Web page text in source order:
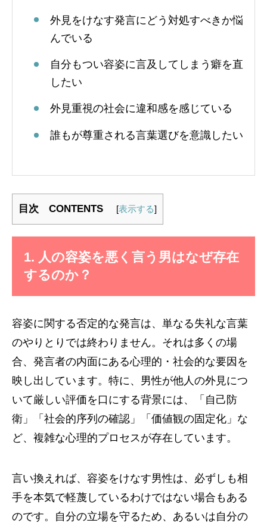
外見をけなす発言にどう対処すべきか悩
んでいる
自分もつい容姿に言及してしまう癖を直
したい
外見重視の社会に違和感を感じている
誰もが尊重される言葉選びを意識したい
目次 CONTENTS [表示する]
1. 人の容姿を悪く言う男はなぜ存在
するのか？
容姿に関する否定的な発言は、単なる失礼な言葉
のやりとりでは終わりません。それは多くの場
合、発言者の内面にある心理的・社会的な要因を
映し出しています。特に、男性が他人の外見につ
いて厳しい評価を口にする背景には、「自己防
衛」「社会的序列の確認」「価値観の固定化」な
ど、複雑な心理的プロセスが存在しています。
言い換えれば、容姿をけなす男性は、必ずしも相
手を本気で軽蔑しているわけではない場合もある
のです。自分の立場を守るため、あるいは自分の